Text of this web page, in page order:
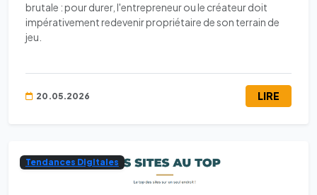
brutale : pour durer, l'entrepreneur ou le créateur doit
impérativement redevenir propriétaire de son terrain de
jeu.
20.05.2026 LIRE
Tendances Digitales